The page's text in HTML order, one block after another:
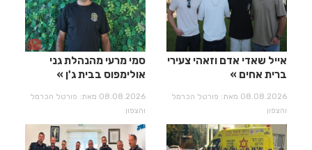
אייל שאדי אדם וזאהי צעירי
ברית אחים
08.08.2026 מאת: פורטל הכרמל
והצפון
סמי מרעי מהנהלת גני
אולימפוס בבית ג'ן
08.08.2026 מאת: פורטל הכרמל
והצפון